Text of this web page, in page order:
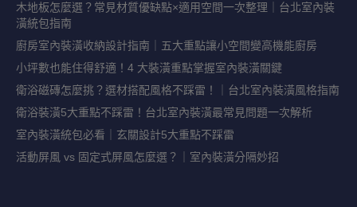
木地板怎麼選？常見材質優缺點×適用空間一次整理｜台北室內裝
潢統包指南
廚房室內裝潢收納設計指南｜五大重點讓小空間變高機能廚房
小坪數也能住得舒適！4 大裝潢重點掌握室內裝潢關鍵
衛浴磁磚怎麼挑？選材搭配風格不踩雷！｜台北室內裝潢風格指南
衛浴裝潢5大重點不踩雷！台北室內裝潢最常見問題一次解析
室內裝潢統包必看｜玄關設計5大重點不踩雷
活動屏風 vs 固定式屏風怎麼選？｜室內裝潢分隔妙招